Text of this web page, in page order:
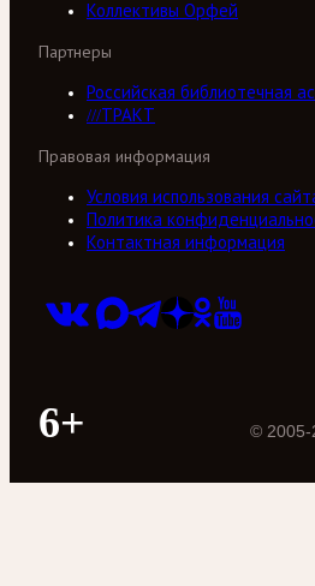
Коллективы Орфей
Партнеры
Российская библиотечная
///ТРАКТ
Правовая информация
Условия использования
Политика
Контактная информация
6+ © 2005-